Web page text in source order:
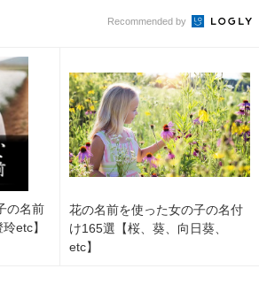
Recommended by
の名前
etc】
花の名前を使った女の子の名付
け165選【桜、葵、向日葵、
etc】